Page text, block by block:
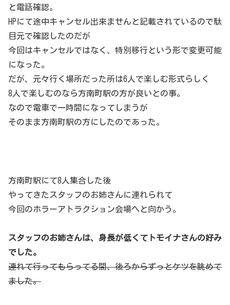
と電話確認。
HPにて途中キャンセル出来ませんと記載されているので駄
目元で確認したのだが
今回はキャンセルではなく、特別移行という形で変更可能
になった。
だが、元々行く場所だった所は6人で楽しむ形式らしく
8人で楽しむのなら方南町駅の方が良いとの事。
なので電車で一時間になってしまうが
そのまま方南町駅の方にしたのであった。
方南町駅にて8人集合した後
やってきたスタッフのお姉さんに連れられて
今回のホラーアトラクション会場へと向かう。
スタッフのお姉さんは、身長が低くてトモイナさんの好み
でした。
連れて行ってもらってる間、後ろからずっとケツを眺めて
ました。